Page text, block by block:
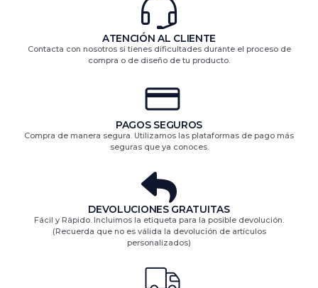
ATENCIÓN AL CLIENTE
Contacta con nosotros si tienes dificultades durante el proceso de
compra o de diseño de tu producto.
PAGOS SEGUROS
Compra de manera segura. Utilizamos las plataformas de pago más
seguras que ya conoces.
DEVOLUCIONES GRATUITAS​
Fácil y Rápido. Incluimos la etiqueta para la posible devolución.
(Recuerda que no es válida la devolución de artículos
personalizados)​